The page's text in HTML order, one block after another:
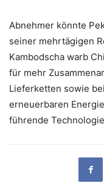
Abnehmer könnte
seiner mehrtägigen
Kambodscha warb
für mehr
Lieferketten sowie
erneuerbaren
führende